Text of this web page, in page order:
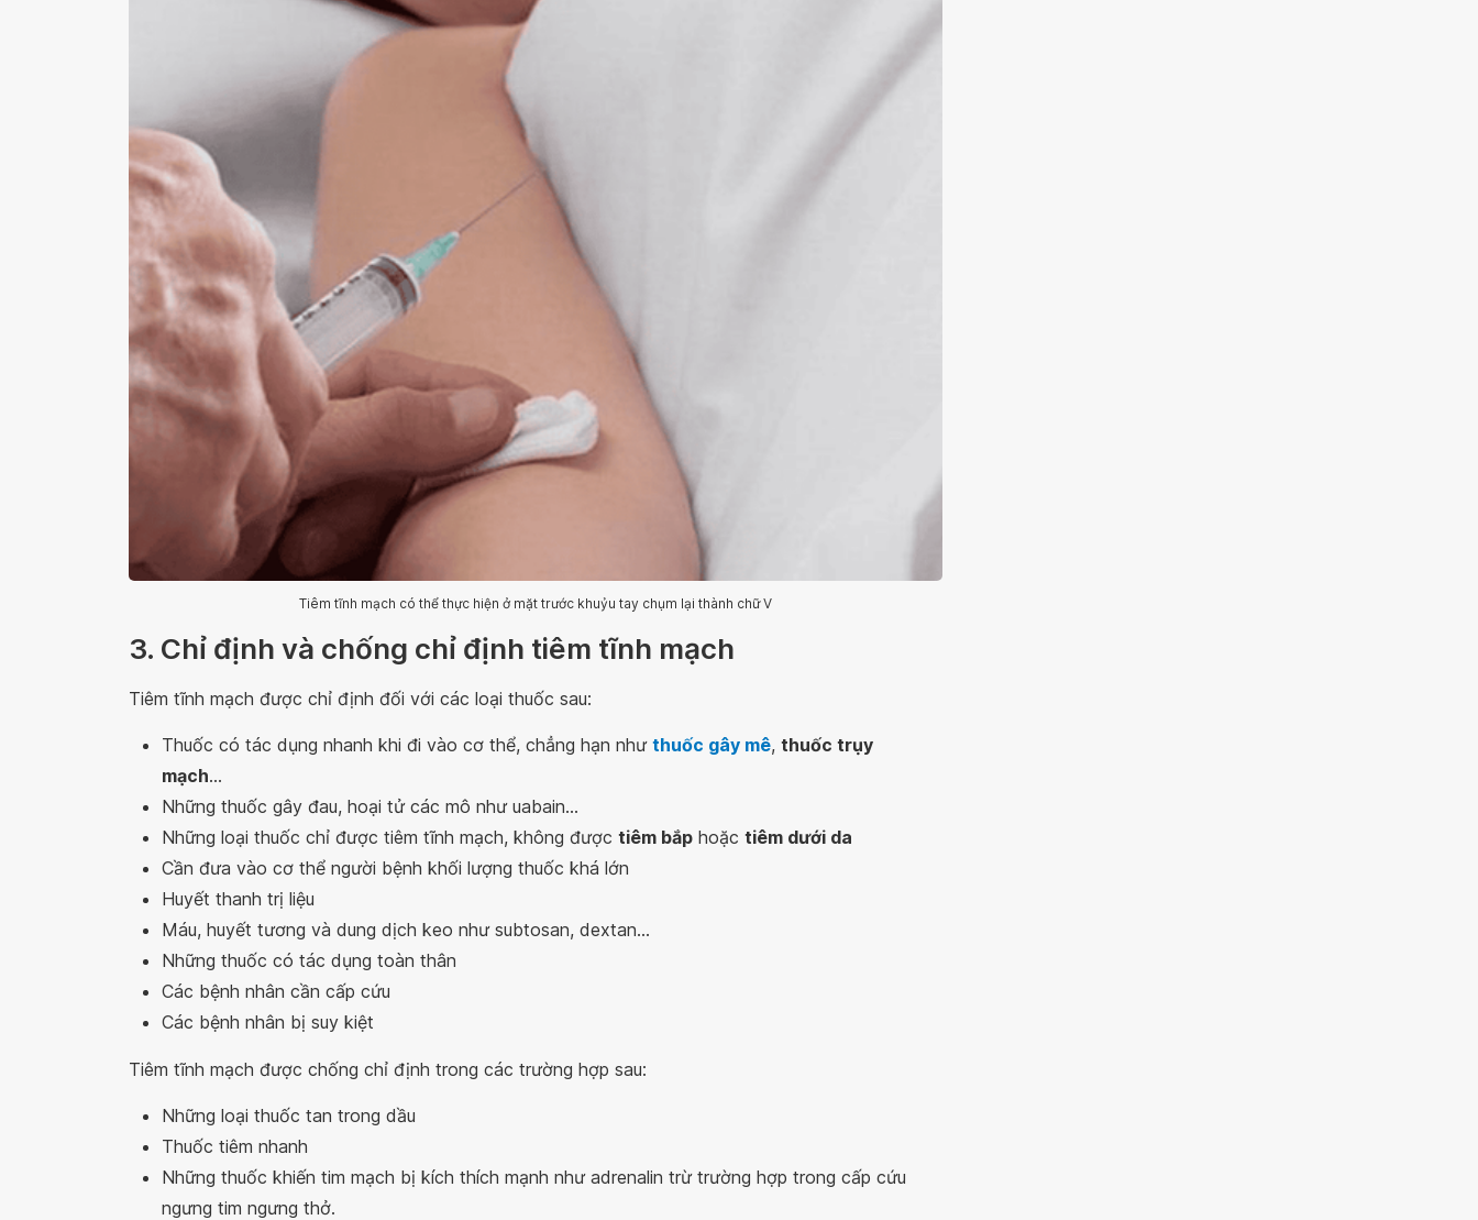
Tiêm tĩnh mạch có thể thực hiện ở mặt trước khuỷu tay chụm lại thành chữ V
3. Chỉ định và chống chỉ định tiêm tĩnh mạch
Tiêm tĩnh mạch được chỉ định đối với các loại thuốc sau:
Thuốc có tác dụng nhanh khi đi vào cơ thể, chẳng hạn như thuốc gây mê, thuốc trụy
mạch...
Những thuốc gây đau, hoại tử các mô như uabain...
Những loại thuốc chỉ được tiêm tĩnh mạch, không được tiêm bắp hoặc tiêm dưới da
Cần đưa vào cơ thể người bệnh khối lượng thuốc khá lớn
Huyết thanh trị liệu
Máu, huyết tương và dung dịch keo như subtosan, dextan...
Những thuốc có tác dụng toàn thân
Các bệnh nhân cần cấp cứu
Các bệnh nhân bị suy kiệt
Tiêm tĩnh mạch được chống chỉ định trong các trường hợp sau:
Những loại thuốc tan trong dầu
Thuốc tiêm nhanh
Những thuốc khiến tim mạch bị kích thích mạnh như adrenalin trừ trường hợp trong cấp cứu
ngưng tim ngưng thở.